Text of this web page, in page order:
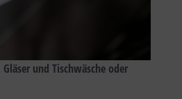
und Tischwäsche oder